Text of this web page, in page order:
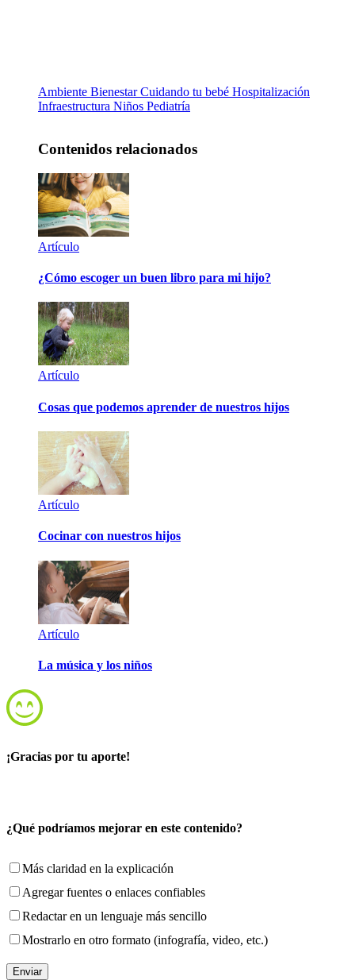
Ambiente BienestarCuidando tu bebé Hospitalización
Infraestructura Niños Pediatría
Contenidos relacionados
Artículo
¿Cómo escoger un buen libro para mi hijo?
Artículo
Cosas que podemos aprender de nuestros hijos
Artículo
Cocinar con nuestros hijos
Artículo
La música y los niños
¡Gracias por tu aporte!
¿Qué podríamos mejorar en este contenido?
Más claridad en la explicación
Agregar fuentes o enlaces confiables
Redactar en un lenguaje más sencillo
Mostrarlo en otro formato (infografía, video, etc.)